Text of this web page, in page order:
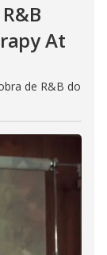
At
de R&B do